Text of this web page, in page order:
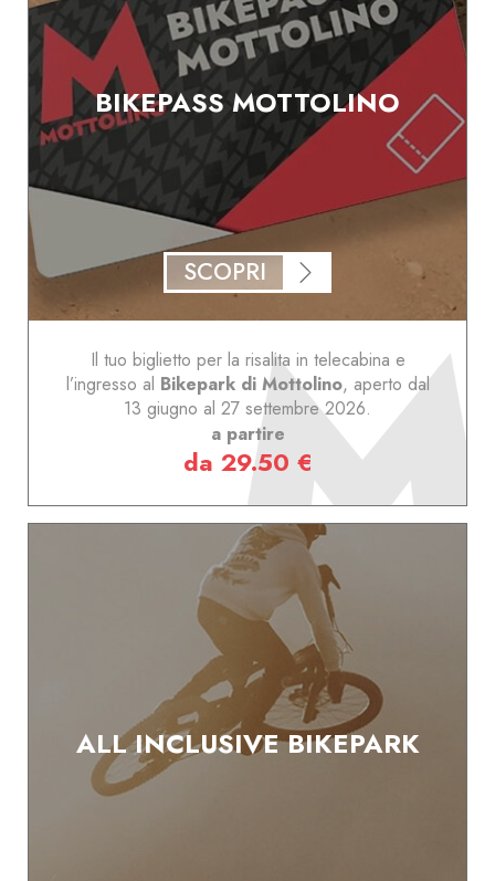
BIKEPASS MOTTOLINO
SCOPRI
Il tuo biglietto per la risalita in telecabina e
l’ingresso al Bikepark di Mottolino, aperto dal
13 giugno al 27 settembre 2026.
a partire
da 29.50 €
ALL INCLUSIVE BIKEPARK